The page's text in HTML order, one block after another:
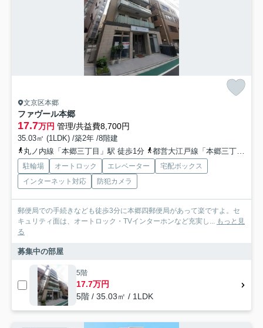
文京区本郷
ファヴール本郷
17.7万円 管理/共益費8,700円
35.03㎡ (1LDK) /築2年 /8階建
丸ノ内線「本郷三丁目」駅 徒歩1分
都営大江戸線「本郷三丁目」駅 徒歩3分
駐輪場 オートロック エレベーター
宅配ボックス
インターネット対応
防犯カメラ
郵便局での手続きなども徒歩3分に本郷四郵便局があって楽ですよ。セ
キュリティ面は、オートロック・TVインターホンなど充実し... もっと見
る
募集中の部屋
5階
17.7万円
5階 / 35.03㎡ / 1LDK